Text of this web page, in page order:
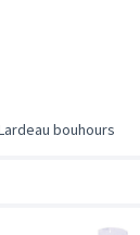
bouhours